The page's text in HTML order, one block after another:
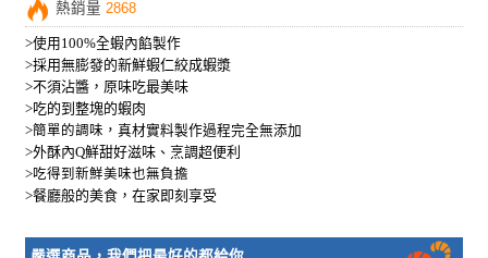
熱銷量2868
>使用100%全蝦內餡製作
>採用無膨發的新鮮蝦仁絞成蝦漿
>不須沾醬，原味吃最美味
>吃的到整塊的蝦肉
>簡單的調味，真材實料製作過程完全無添加
>外酥內Q鮮甜好滋味、烹調超便利
>吃得到新鮮美味也無負擔
>餐廳般的美食，在家即刻享受